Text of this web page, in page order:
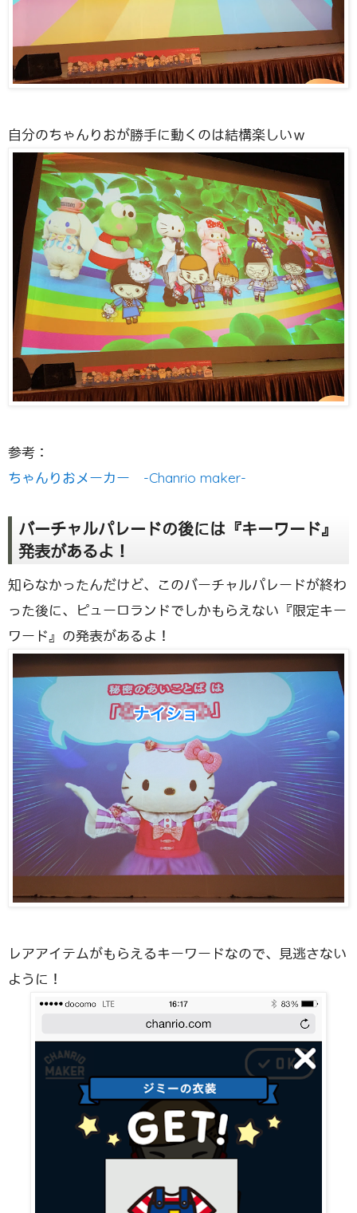
自分のちゃんりおが勝手に動くのは結構楽しいｗ
参考：
ちゃんりおメーカー -Chanrio maker-
バーチャルパレードの後には『キーワード』
発表があるよ！
知らなかったんだけど、このバーチャルパレードが終わ
った後に、ピューロランドでしかもらえない『限定キー
ワード』の発表があるよ！
レアアイテムがもらえるキーワードなので、見逃さない
ように！